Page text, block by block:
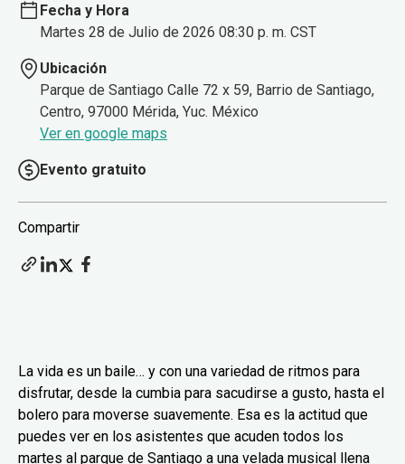
Fecha y Hora
Martes 28 de Julio de 2026 08:30 p. m. CST
Ubicación
Parque de Santiago Calle 72 x 59, Barrio de Santiago,
Centro, 97000 Mérida, Yuc. México
Ver en google maps
Evento gratuito
Compartir
La vida es un baile… y con una variedad de ritmos para
disfrutar, desde la cumbia para sacudirse a gusto, hasta el
bolero para moverse suavemente. Esa es la actitud que
puedes ver en los asistentes que acuden todos los
martes al parque de Santiago a una velada musical llena